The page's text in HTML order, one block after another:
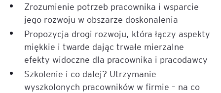
Zrozumienie potrzeb pracownika i wsparcie
jego rozwoju w obszarze doskonalenia
Propozycja drogi rozwoju, która łączy aspekty
miękkie i twarde dając trwałe mierzalne
efekty widoczne dla pracownika i pracodawcy
Szkolenie i co dalej? Utrzymanie
wyszkolonych pracowników w firmie – na co